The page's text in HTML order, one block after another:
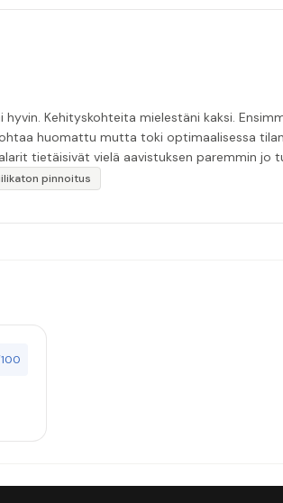
Kehityskohteita mielestäni kaksi.
huomattu mutta toki optimaalisessa
tietäisivät vielä aavistuksen paremmin jo
käytän”pinnoitus